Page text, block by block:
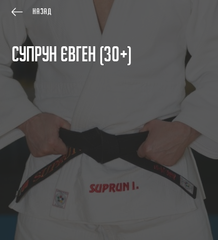
Назад
Су рун Єв ен 30+